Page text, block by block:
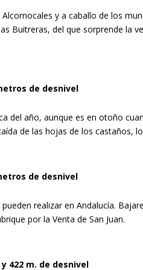
y a caballo de los
Buitreras, del que sorprende la
de desnivel
del año, aunque es en otoño
de las hojas de los castaños,
de desnivel
realizar en Andalucía.
por la Venta de San Juan.
422 m. de desnivel